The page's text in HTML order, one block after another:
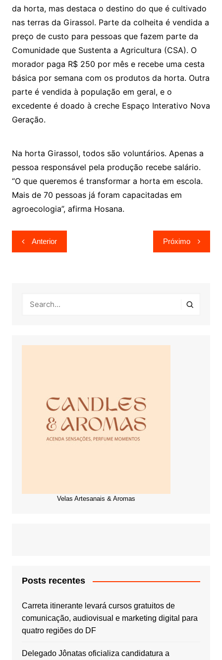
da horta, mas destaca o destino do que é cultivado
nas terras da Girassol. Parte da colheita é vendida a
preço de custo para pessoas que fazem parte da
Comunidade que Sustenta a Agricultura (CSA). O
morador paga R$ 250 por mês e recebe uma cesta
básica por semana com os produtos da horta. Outra
parte é vendida à população em geral, e o
excedente é doado à creche Espaço Interativo Nova
Geração.
Na horta Girassol, todos são voluntários. Apenas a
pessoa responsável pela produção recebe salário.
“O que queremos é transformar a horta em escola.
Mais de 70 pessoas já foram capacitadas em
agroecologia”, afirma Hosana.
Navegação
de
Anterior Próximo
Velas Artesanais & Aromas
Posts recentes
Carreta itinerante levará cursos gratuitos de
comunicação, audiovisual e marketing digital para
quatro regiões do DF
Delegado Jônatas oficializa candidatura a